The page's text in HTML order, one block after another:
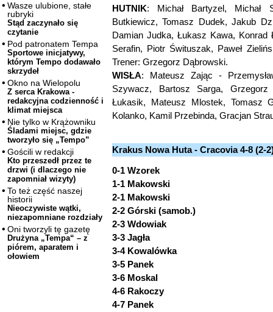
Wasze ulubione, stałe
rubryki
Stąd zaczynało się
czytanie
Pod patronatem Tempa
Sportowe inicjatywy,
którym Tempo dodawało
skrzydeł
Okno na Wielopolu
Z serca Krakowa -
redakcyjna codzienność i
klimat miejsca
Nie tylko w Krążowniku
Śladami miejsc, gdzie
tworzyło się „Tempo”
Gościli w redakcji
Kto przeszedł przez te
drzwi (i dlaczego nie
zapomniał wizyty)
To też część naszej
historii
Nieoczywiste wątki,
niezapomniane rozdziały
Oni tworzyli tę gazetę
Drużyna „Tempa“ – z
piórem, aparatem i
ołowiem
HUTNIK: Michał Bartyzel, Michał
Butkiewicz, Tomasz Dudek, Jakub
Damian Judka, Łukasz Kawa,
Serafin, Piotr Śwituszak, Paweł
Trener: Grzegorz Dąbrowski.
WISŁA: Mateusz Zając -
Szywacz, Bartosz Sarga,
Łukasik, Mateusz Mlostek, Tomasz
Kolanko, Kamil Przebinda, Gracjan
Krakus Nowa Huta - Cracovia 4-8 (2-
0-1 Wzorek
1-1 Makowski
2-1 Makowski
2-2 Górski (samob.)
2-3 Wdowiak
3-3 Jagła
3-4 Kowalówka
3-5 Panek
3-6 Moskal
4-6 Rakoczy
4-7 Panek